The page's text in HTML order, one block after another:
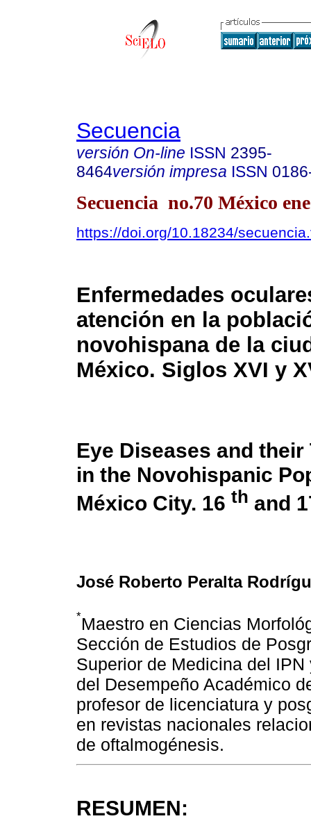
Secuencia
versión On-line ISSN 2395-
8464versión impresa ISSN
Secuencia no.70 México
https://doi.org/10.18234/
Enfermedades
atención en la
novohispana de la
México. Siglos XVI y
Eye Diseases and their
in the Novohispanic
México City. 16 th and
José Roberto Peralta
*Maestro en Ciencias
Sección de Estudios de
Superior de Medicina del
del Desempeño Académico
profesor de licenciatura y
en revistas nacionales
de oftalmogénesis.
RESUMEN: